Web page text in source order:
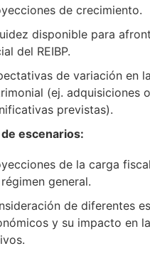
de crecimiento.
disponible para
del REIBP.
de variación en
(ej. adquisiciones
previstas).
escenarios:
de la carga
general.
de diferentes
y su impacto en